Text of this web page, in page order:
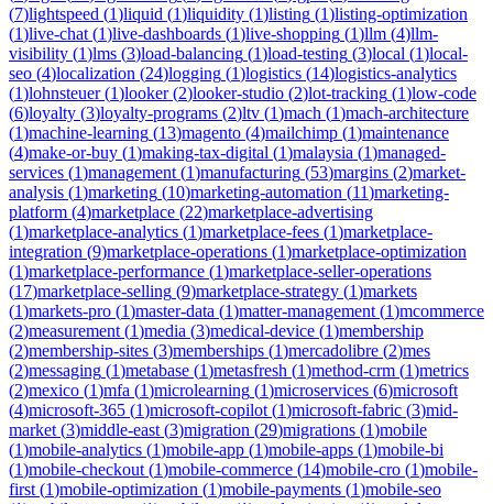
(7)lightspeed (1)liquid (1)liquidity (1)listing (1)listing-optimization
(1)live-chat (1)live-dashboards (1)live-shopping (1)llm (4)llm-
visibility (1)lms (3)load-balancing (1)load-testing (3)local (1)local-
seo (4)localization (24)logging (1)logistics (14)logistics-analytics
(1)lohnsteuer(1)looker(2)looker-studio (2)lot-tracking (1)low-code
(6)loyalty (3)loyalty-programs (2)ltv (1)mach (1)mach-architecture
(1)machine-learning (13)magento (4)mailchimp (1)maintenance
(4)make-or-buy (1)making-tax-digital (1)malaysia (1)managed-
services (1)management (1)manufacturing (53)margins (2)market-
analysis (1)marketing (10)marketing-automation (11)marketing-
platform (4)marketplace (22)marketplace-advertising
(1)marketplace-analytics (1)marketplace-fees (1)marketplace-
integration (9)marketplace-operations (1)marketplace-optimization
(1)marketplace-performance (1)marketplace-seller-operations
(17)marketplace-selling (9)marketplace-strategy (1)markets
(1)markets-pro (1)master-data (1)matter-management (1)mcommerce
(2)measurement (1)media (3)medical-device (1)membership
(2)membership-sites (3)memberships (1)mercadolibre (2)mes
(2)messaging (1)metabase (1)metasfresh (1)method-crm (1)metrics
(2)mexico (1)mfa (1)microlearning (1)microservices (6)microsoft
(4)microsoft-365 (1)microsoft-copilot (1)microsoft-fabric (3)mid-
market (3)middle-east (3)migration (29)migrations (1)mobile
(1)mobile-analytics (1)mobile-app (1)mobile-apps (1)mobile-bi
(1)mobile-checkout (1)mobile-commerce (14)mobile-cro (1)mobile-
first (1)mobile-optimization (1)mobile-payments (1)mobile-seo